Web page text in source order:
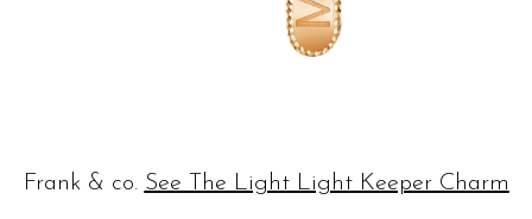
Frank & co. See The Light Light Keeper Charm